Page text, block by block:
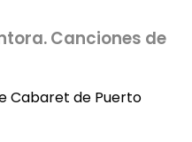
Canciones de